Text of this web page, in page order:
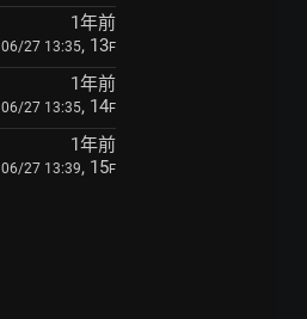
1年前
06/27 13:35, 13F
1年前
06/27 13:35, 14F
1年前
06/27 13:39, 15F